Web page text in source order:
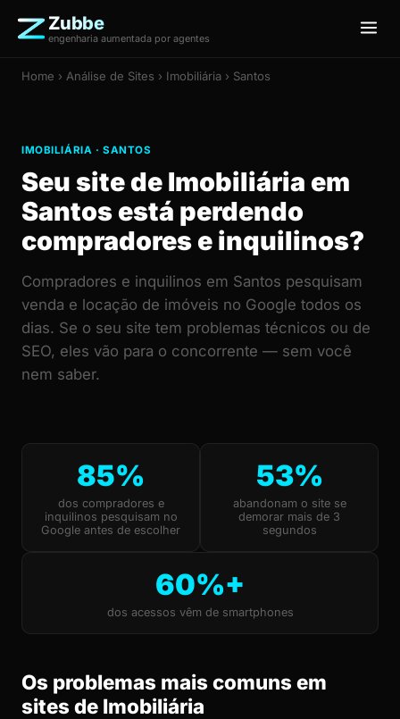
Zubbe
engenharia aumentada por agentes
Home › Análise de Sites › Imobiliária › Santos
IMOBILIÁRIA · SANTOS
Seu site de Imobiliária em
Santos está perdendo
compradores e inquilinos?
Compradores e inquilinos em Santos pesquisam
venda e locação de imóveis no Google todos os
dias. Se o seu site tem problemas técnicos ou de
SEO, eles vão para o concorrente — sem você
nem saber.
85%
dos compradores e
inquilinos pesquisam no
Google antes de escolher
53%
abandonam o site se
demorar mais de 3
segundos
60%+
dos acessos vêm de smartphones
Os problemas mais comuns em
sites de Imobiliária